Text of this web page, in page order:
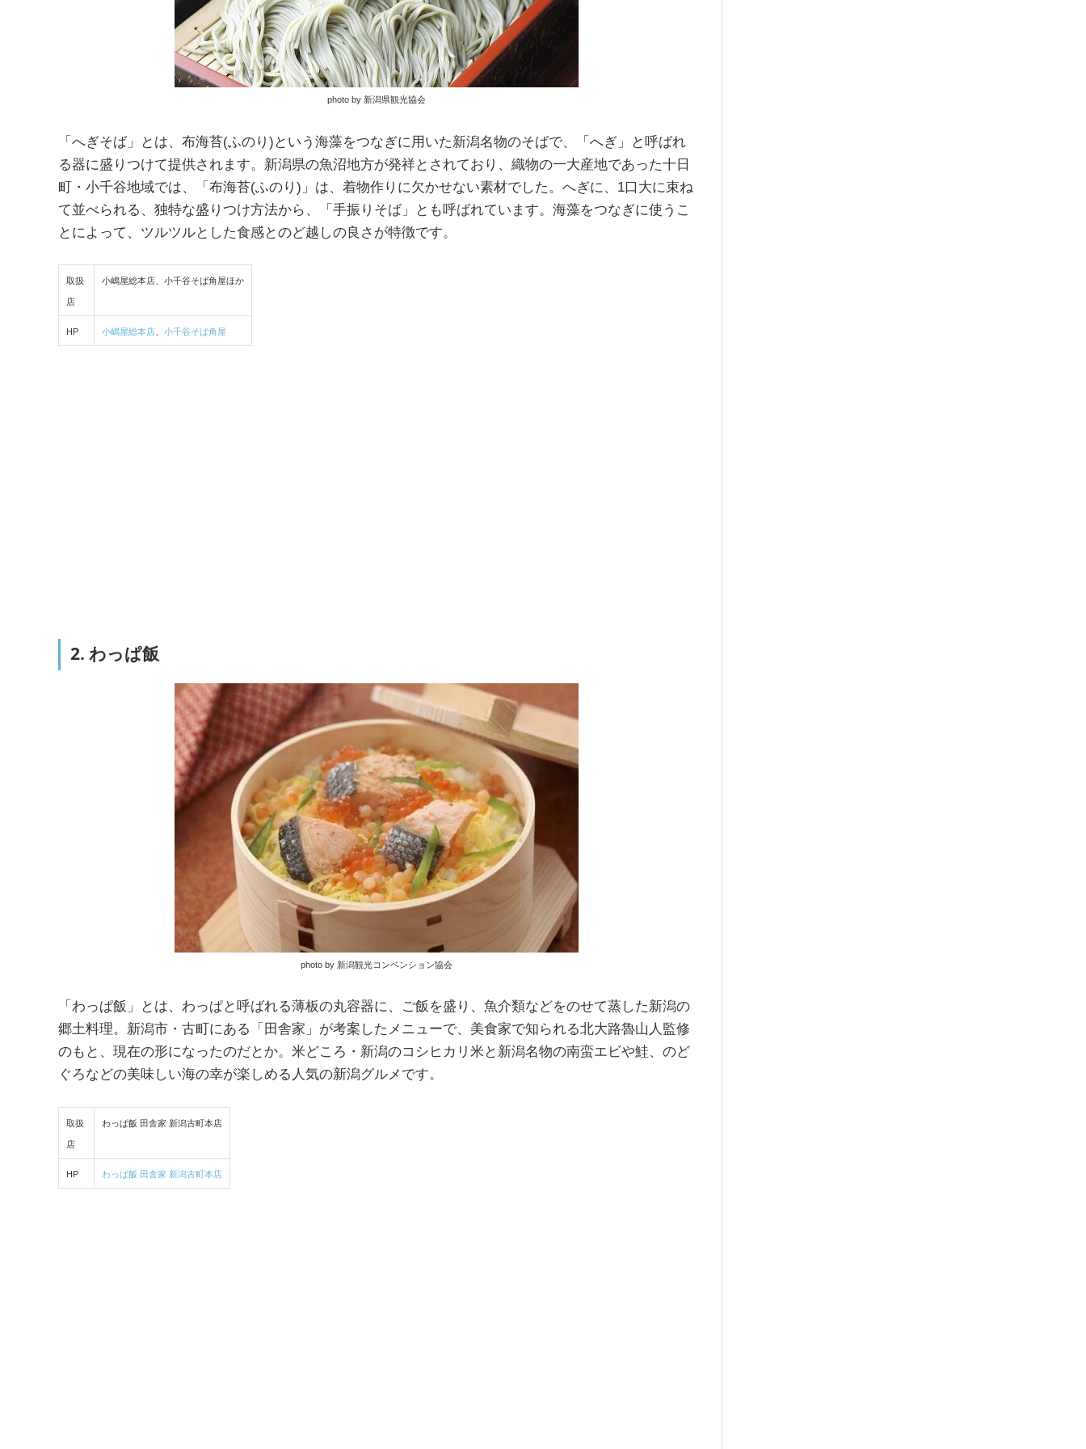
photo by 新潟県観光協会
「へぎそば」とは、布海苔(ふのり)という海藻をつなぎに用いた新潟名物のそばで、「へぎ」と呼ばれ
る器に盛りつけて提供されます。新潟県の魚沼地方が発祥とされており、織物の一大産地であった十日
町・小千谷地域では、「布海苔(ふのり)」は、着物作りに欠かせない素材でした。へぎに、1口大に束ね
て並べられる、独特な盛りつけ方法から、「手振りそば」とも呼ばれています。海藻をつなぎに使うこ
とによって、ツルツルとした食感とのど越しの良さが特徴です。
取扱
店
小嶋屋総本店、小千谷そば角屋ほか
HP 小嶋屋総本店 小千谷そば角屋
2. わっぱ飯
photo by 新潟観光コンベンション協会
「わっぱ飯」とは、わっぱと呼ばれる薄板の丸容器に、ご飯を盛り、魚介類などをのせて蒸した新潟の
郷土料理。新潟市・古町にある「田舎家」が考案したメニューで、美食家で知られる北大路魯山人監修
のもと、現在の形になったのだとか。米どころ・新潟のコシヒカリ米と新潟名物の南蛮エビや鮭、のど
ぐろなどの美味しい海の幸が楽しめる人気の新潟グルメです。
取扱
店
わっぱ飯 田舎家 新潟古町本店
HP わっぱ飯 田舎家 新潟古町本店